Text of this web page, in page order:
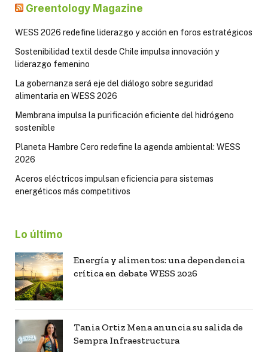
Greentology Magazine
WESS 2026 redefine liderazgo y acción en foros estratégicos
Sostenibilidad textil desde Chile impulsa innovación y
liderazgo femenino
La gobernanza será eje del diálogo sobre seguridad
alimentaria en WESS 2026
Membrana impulsa la purificación eficiente del hidrógeno
sostenible
Planeta Hambre Cero redefine la agenda ambiental: WESS
2026
Aceros eléctricos impulsan eficiencia para sistemas
energéticos más competitivos
Lo último
Energía y alimentos: una dependencia
crítica en debate WESS 2026
Tania Ortiz Mena anuncia su salida de
Sempra Infraestructura